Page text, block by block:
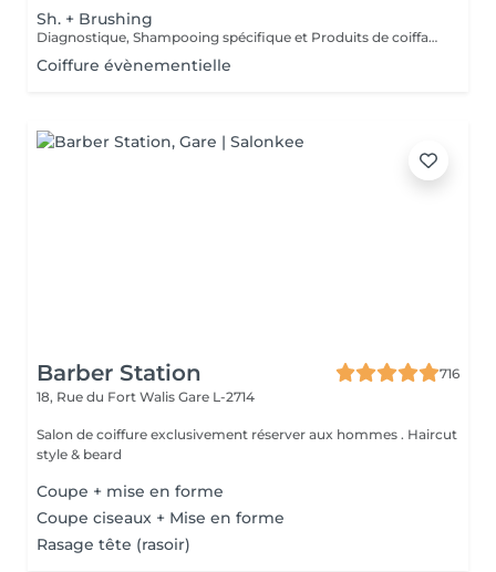
Sh. + Brushing
Diagnostique, Shampooing spécifique et Produits de coiffage inclus.
Coiffure évènementielle
Barber Station
716
18, Rue du Fort Walis Gare L-2714
Salon de coiffure exclusivement réserver aux hommes . Haircut
style & beard
Coupe + mise en forme
Coupe ciseaux + Mise en forme
Rasage tête (rasoir)